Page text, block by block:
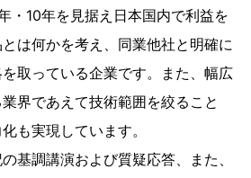
・10年を見据え日本国内で利益を
は何かを考え、同業他社と明確に
取っている企業です。また、幅広
界であえて技術範囲を絞ること
も実現しています。
基調講演および質疑応答、また、